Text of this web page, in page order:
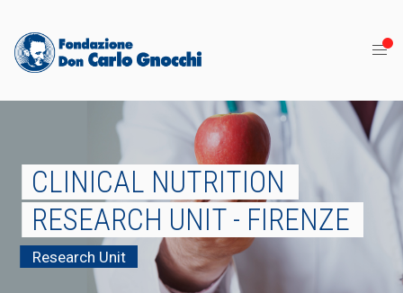
CLINICAL NUTRITION
RESEARCH UNIT - FIRENZE
Research Unit